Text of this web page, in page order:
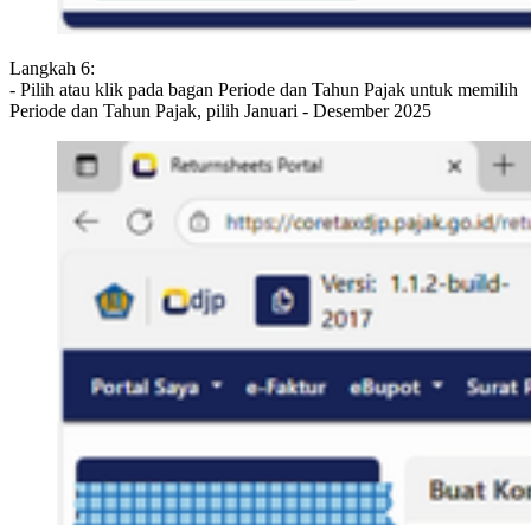
Langkah 6:
- Pilih atau klik pada bagan Periode dan Tahun Pajak untuk memilih
Periode dan Tahun Pajak, pilih Januari - Desember 2025